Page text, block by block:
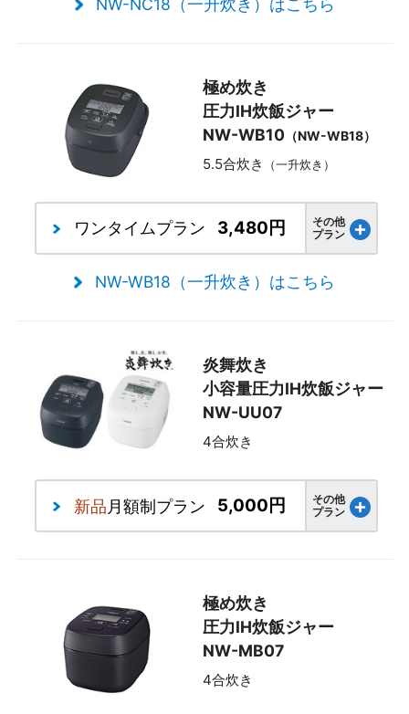
NW-NC18（一升炊き）はこちら
極め炊き
圧力IH炊飯ジャー
NW-WB10 （NW-WB18）
5.5合炊き （一升炊き）
ワンタイムプラン 3,480円
その他
プラン
NW-WB18（一升炊き）はこちら
炎舞炊き
小容量圧力IH炊飯ジャー
NW-UU07
4合炊き
新品 月額制プラン 5,000円
その他
プラン
極め炊き
圧力IH炊飯ジャー
NW-MB07
4合炊き